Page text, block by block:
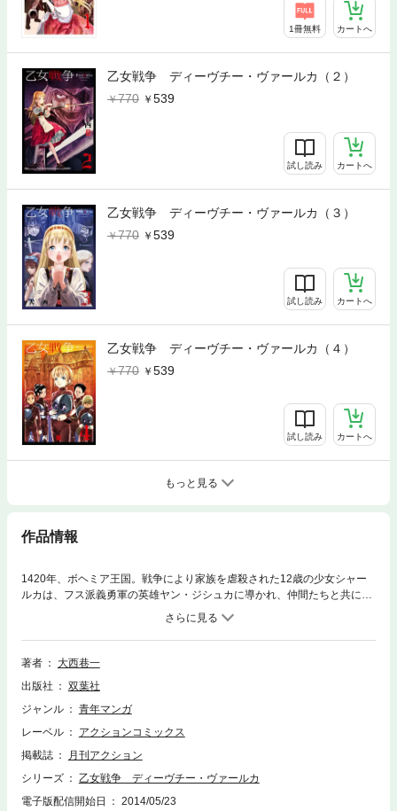
1冊無料 カートへ
乙女戦争 ディーヴチー・ヴァールカ（２）
770
539
試し読み カートへ
乙女戦争 ディーヴチー・ヴァールカ（３）
770
539
試し読み カートへ
乙女戦争 ディーヴチー・ヴァールカ（４）
770
539
試し読み カートへ
もっと見る
作品情報
1420年、ボヘミア王国。戦争により家族を虐殺された12歳の少女シャー
ルカは、フス派義勇軍の英雄ヤン・ジシュカに導かれ、仲間たちと共に反
カトリックの戦いに身を投じていく。15世紀、中央ヨーロッパで起こり
「宗教改革」の端緒となった「フス戦争」をモチーフに、少女の視点で、
史実に基づいた凄惨な戦争を描く歴史巨編!!
著者
大西巷一
出版社
双葉社
ジャンル
青年マンガ
レーベル
アクションコミックス
掲載誌
月刊アクション
シリーズ
乙女戦争 ディーヴチー・ヴァールカ
電子版配信開始日
2014/05/23